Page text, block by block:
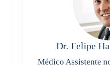
Dr. Felipe
Médico Assistente